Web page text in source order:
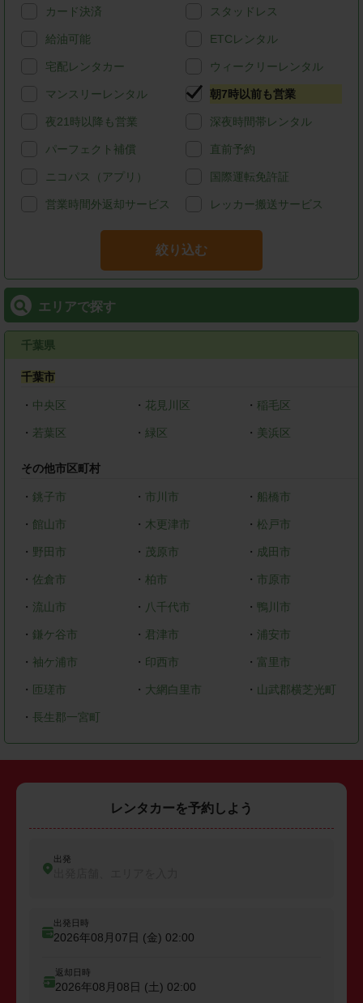
カード決済 スタッドレス
給油可能 ETCレンタル
宅配レンタカー ウィークリーレンタル
マンスリーレンタル 朝7時以前も営業
夜21時以降も営業 深夜時間帯レンタル
パーフェクト補償 直前予約
ニコパス（アプリ） 国際運転免許証
営業時間外返却サービス レッカー搬送サービス
絞り込む
エリアで探す
千葉県
千葉市
・ 中央区 ・ 花見川区 ・稲毛区
・ 若葉区 ・ 緑区 ・ 美浜区
その他市区町村
・ 銚子市 ・ 市川市 ・ 船橋市
・ 館山市 ・ 木更津市 ・松戸市
・ 野田市 ・ 茂原市 ・ 成田市
・ 佐倉市 ・ 柏市 ・ 市原市
・ 流山市 ・ 八千代市 ・ 鴨川市
・ 鎌ケ谷市 ・ 君津市 ・ 浦安市
・ 袖ケ浦市 ・ 印西市 ・ 富里市
・ 匝瑳市 ・ 大網白里市 ・ 山武郡横芝光町
・ 長生郡一宮町
レンタカーを予約しよう
出発
出発日時
2026年08月07日 (金) 02:00
返却日時
2026年08月08日 (土) 02:00